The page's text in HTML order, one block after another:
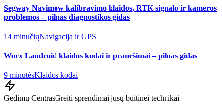
Segway Navimow kalibravimo klaidos, RTK signalo ir kameros
problemos – pilnas diagnostikos gidas
14 minučiųNavigacija ir GPS
Worx Landroid klaidos kodai ir pranešimai – pilnas gidas
9 minutėsKlaidos kodai
Gedimų CentrasGreiti sprendimai jūsų buitinei technikai